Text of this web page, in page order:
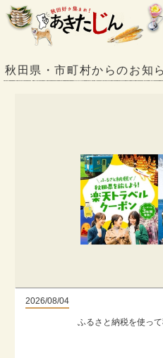
秋田県・市町村からのお知
2026/08/04
ふるさと納税を使っ